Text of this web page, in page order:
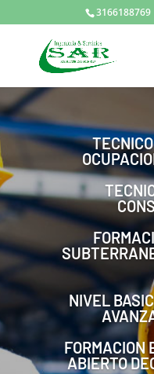
3166188769
NIVEL
FORMACION
ABIERTO